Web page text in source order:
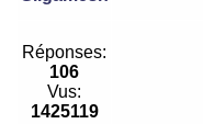
Réponses:
106
Vus:
1425119